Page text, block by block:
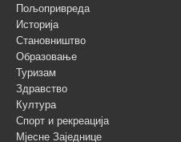
Пољопривреда
Историја
Становништво
Образовање
Туризам
Здравство
Култура
Спорт и рекреација
Мјесне Заједнице